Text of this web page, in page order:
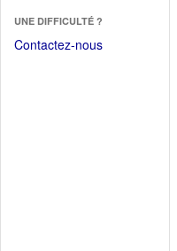
fenêtre)
une
nouvelle
UNE DIFFICULTÉ ?
Contactez-nous